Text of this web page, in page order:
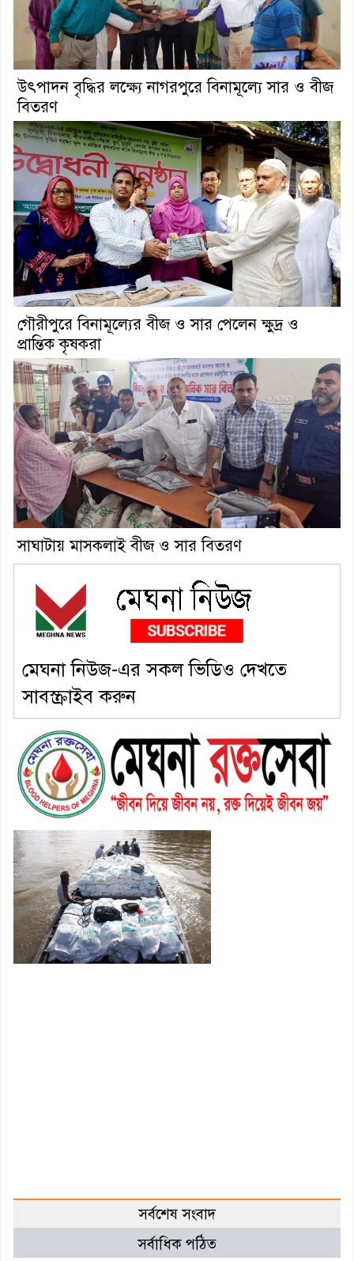
উৎপাদন বৃদ্ধির লক্ষ্যে নাগরপুরে বিনামূল্যে সার ও বীজ
বিতরণ
গৌরীপুরে বিনামূল্যের বীজ ও সার পেলেন ক্ষুদ্র ও
প্রান্তিক কৃষকরা
সাঘাটায় মাসকলাই বীজ ও সার বিতরণ
মেঘনা নিউজ-এর সকল ভিডিও দেখতে
সাবস্ক্রাইব করুন
সর্বশেষ সংবাদ
সর্বাধিক পঠিত